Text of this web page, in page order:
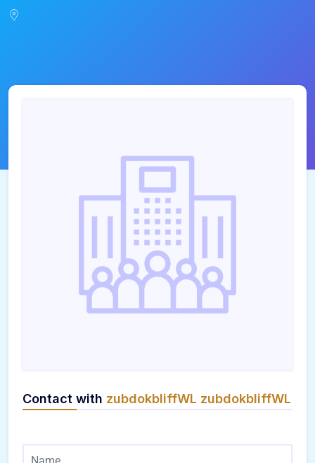
Contact with zubdokbliffWL zubdokbliffWL